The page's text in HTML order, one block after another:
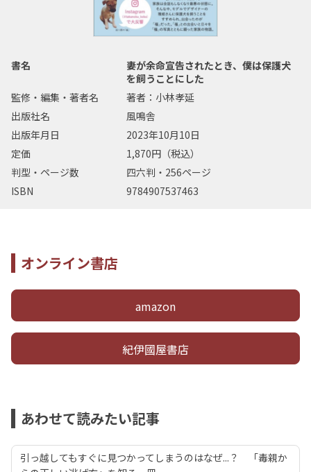
書名
妻が余命宣告されたとき、僕は保護犬
を飼うことにした
監修・編集・著者名
著者：小林孝延
出版社名
風鳴舎
出版年月日
2023年10月10日
定価
1,870円（税込）
判型・ページ数
四六判・256ページ
ISBN
9784907537463
オンライン書店
amazon
紀伊國屋書店
あわせて読みたい記事
引っ越してもすぐに見つかってしまうのはなぜ...？ 「毒親か